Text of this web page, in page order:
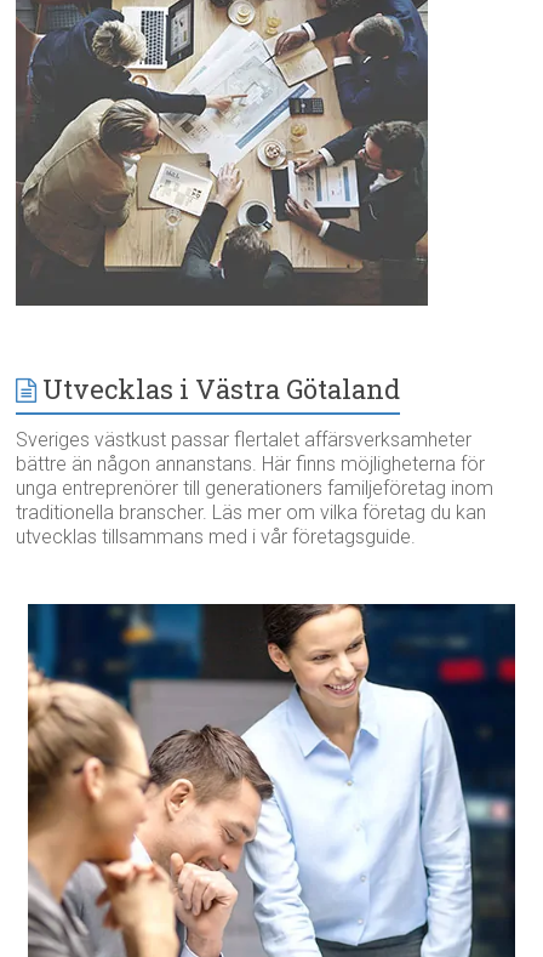
Utvecklas i Västra Götaland
Sveriges västkust passar flertalet affärsverksamheter
bättre än någon annanstans. Här finns möjligheterna för
unga entreprenörer till generationers familjeföretag inom
traditionella branscher. Läs mer om vilka företag du kan
utvecklas tillsammans med i vår företagsguide.